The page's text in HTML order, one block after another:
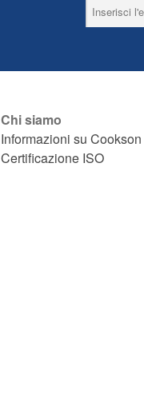
Chi siamo
Informazioni su Cookson
Certificazione ISO